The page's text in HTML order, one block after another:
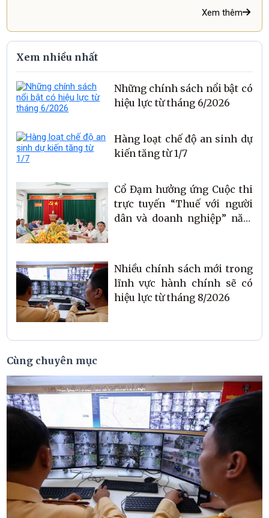
Xem thêm
Xem nhiều nhất
Những chính sách nổi bật có
hiệu lực từ tháng 6/2026
Hàng loạt chế độ an sinh dự
kiến tăng từ 1/7
Cổ Đạm hưởng ứng Cuộc thi
trực tuyến “Thuế với người
dân và doanh nghiệp” năm
Nhiều chính sách mới trong
lĩnh vực hành chính sẽ có
hiệu lực từ tháng 8/2026
Cùng chuyên mục